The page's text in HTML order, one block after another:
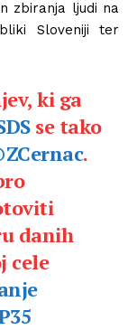
zbiranja ljudi na
Sloveniji ter
ki ga
se tako
.
danih
cele